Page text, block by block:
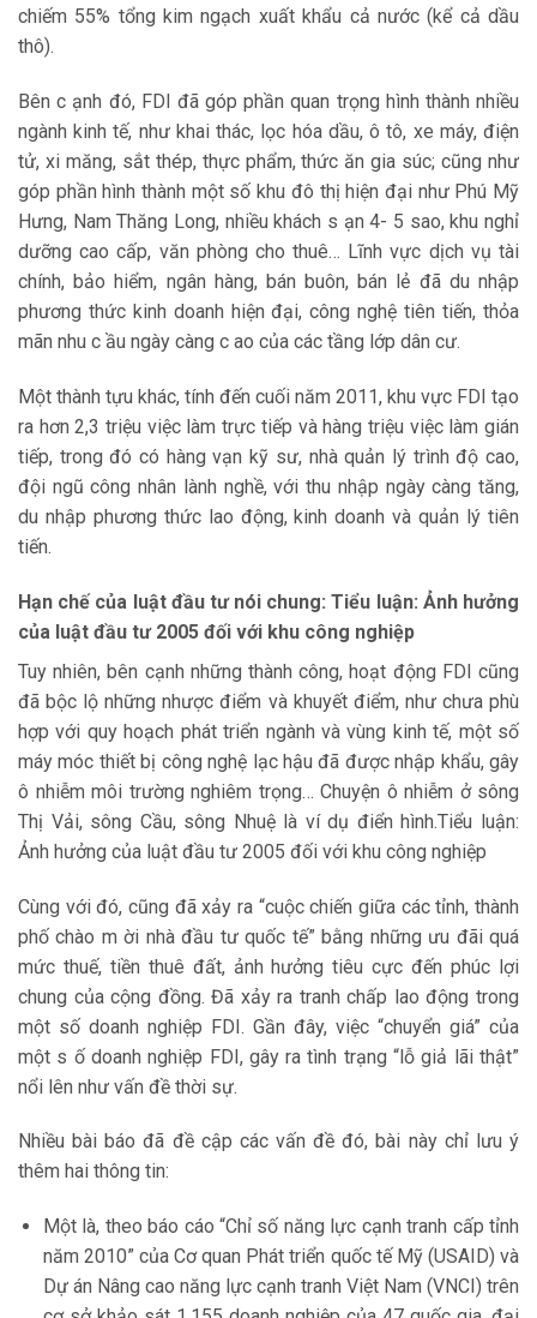
chiếm 55% tổng kim ngạch xuất khẩu cả nước (kể cả dầu
thô).
Bên c ạnh đó, FDI đã góp phần quan trọng hình thành nhiều
ngành kinh tế, như khai thác, lọc hóa dầu, ô tô, xe máy, điện
tử, xi măng, sắt thép, thực phẩm, thức ăn gia súc; cũng như
góp phần hình thành một số khu đô thị hiện đại như Phú Mỹ
Hưng, Nam Thăng Long, nhiều khách s ạn 4- 5 sao, khu nghỉ
dưỡng cao cấp, văn phòng cho thuê… Lĩnh vực dịch vụ tài
chính, bảo hiểm, ngân hàng, bán buôn, bán lẻ đã du nhập
phương thức kinh doanh hiện đại, công nghệ tiên tiến, thỏa
mãn nhu c ầu ngày càng c ao của các tầng lớp dân cư.
Một thành tựu khác, tính đến cuối năm 2011, khu vực FDI tạo
ra hơn 2,3 triệu việc làm trực tiếp và hàng triệu việc làm gián
tiếp, trong đó có hàng vạn kỹ sư, nhà quản lý trình độ cao,
đội ngũ công nhân lành nghề, với thu nhập ngày càng tăng,
du nhập phương thức lao động, kinh doanh và quản lý tiên
tiến.
Hạn chế của luật đầu tư nói chung: Tiểu luận: Ảnh hưởng
của luật đầu tư 2005 đối với khu công nghiệp
Tuy nhiên, bên cạnh những thành công, hoạt động FDI cũng
đã bộc lộ những nhược điểm và khuyết điểm, như chưa phù
hợp với quy hoạch phát triển ngành và vùng kinh tế, một số
máy móc thiết bị công nghệ lạc hậu đã được nhập khẩu, gây
ô nhiễm môi trường nghiêm trọng… Chuyện ô nhiễm ở sông
Thị Vải, sông Cầu, sông Nhuệ là ví dụ điển hình.Tiểu luận:
Ảnh hưởng của luật đầu tư 2005 đối với khu công nghiệp
Cùng với đó, cũng đã xảy ra “cuộc chiến giữa các tỉnh, thành
phố chào m ời nhà đầu tư quốc tế” bằng những ưu đãi quá
mức thuế, tiền thuê đất, ảnh hưởng tiêu cực đến phúc lợi
chung của cộng đồng. Đã xảy ra tranh chấp lao động trong
một số doanh nghiệp FDI. Gần đây, việc “chuyển giá” của
một s ố doanh nghiệp FDI, gây ra tình trạng “lỗ giả lãi thật”
nổi lên như vấn đề thời sự.
Nhiều bài báo đã đề cập các vấn đề đó, bài này chỉ lưu ý
thêm hai thông tin:
Một là, theo báo cáo “Chỉ số năng lực cạnh tranh cấp tỉnh
năm 2010” của Cơ quan Phát triển quốc tế Mỹ (USAID) và
Dự án Nâng cao năng lực cạnh tranh Việt Nam (VNCI) trên